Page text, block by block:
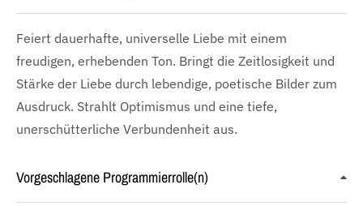
Feiert dauerhafte, universelle Liebe mit einem
freudigen, erhebenden Ton. Bringt die Zeitlosigkeit und
Stärke der Liebe durch lebendige, poetische Bilder zum
Ausdruck. Strahlt Optimismus und eine tiefe,
unerschütterliche Verbundenheit aus.
Vorgeschlagene Programmierrolle(n)